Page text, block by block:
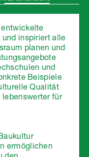
entwickelte
inspiriert alle
planen und
und
Beispiele
Qualität
lebenswerter für
ermöglichen